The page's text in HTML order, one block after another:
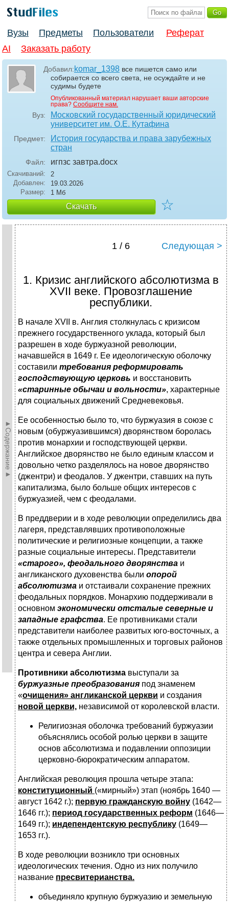
Вузы Предметы Пользователи
Реферат
AI
Заказать работу
Добавил:komar_1398 все пишется само или
собирается со всего света, не осуждайте и не
судимы будете
Опубликованный материал нарушает ваши авторские
права? Сообщите нам.
Вуз:
Московский государственный юридический
университет им. О.Е. Кутафина
Предмет:
История государства и права зарубежных
стран
Файл: игпзс завтра.docx
Скачиваний:
2
Добавлен:
19.03.2026
Размер:
1 Мб
Скачать ☆
►Содержание►
1 / 6 Следующая >
1. Кризис английского абсолютизма в
XVII веке. Провозглашение
республики.
В начале ХVII в. Англия столкнулась с кризисом
прежнего государственного уклада, который был
разрешен в ходе буржуазной революции,
начавшейся в 1649 г. Ее идеологическую оболочку
составили требования реформировать
господствующую церковь и восстановить
«старинные обычаи и вольности», характерные
для социальных движений Средневековья.
Ее особенностью было то, что буржуазия в союзе с
новым (обуржуазившимся) дворянством боролась
против монархии и господствующей церкви.
Английское дворянство не было единым классом и
довольно четко разделялось на новое дворянство
(джентри) и феодалов. У джентри, ставших на путь
капитализма, было больше общих интересов с
буржуазией, чем с феодалами.
В преддверии и в ходе революции определились два
лагеря, представлявших противоположные
политические и религиозные концепции, а также
разные социальные интересы. Представители
«старого», феодального дворянства и
англиканского духовенства были опорой
абсолютизма и отстаивали сохранение прежних
феодальных порядков. Монархию поддерживали в
основном экономически отсталые северные и
западные графства. Ее противниками стали
представители наиболее развитых юго-восточных, а
также отдельных промышленных и торговых районов
центра и севера Англии.
Противники абсолютизма выступали за
буржуазные преобразования под знаменем
«очищения» англиканской церкви и создания
новой церкви, независимой от королевской власти.
Религиозная оболочка требований буржуазии
объяснялись особой ролью церкви в защите
основ абсолютизма и подавлении оппозиции
церковно-бюрократическим аппаратом.
Английская революция прошла четыре этапа:
конституционный («мирный») этап (ноябрь 1640 —
август 1642 г.); первую гражданскую войну (1642—
1646 гг.); период государственных реформ (1646—
1649 гг.); индепендентскую республику (1649—
1653 гг.).
В ходе революции возникло три основных
идеологических течения. Одно из них получило
название пресвитерианства.
объединяло крупную буржуазию и земельную